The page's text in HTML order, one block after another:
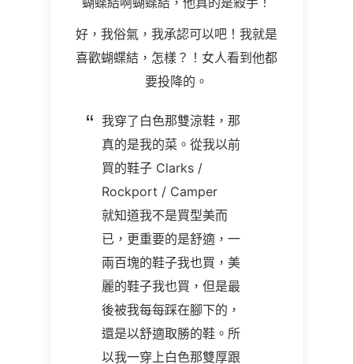
好，我俗氣，我承認可以吧！我就是
喜歡蝴蝶結，怎樣？！女人看到他都
要投降的。
我穿了白色那雙涼鞋，那
真的是我的菜。從我以前
買的鞋子 Clarks /
Rockport / Camper
就知道我不是買型美而
已，更重要的是舒適，一
兩百塊的鞋子我也買，美
麗的鞋子我也買，但是最
後被我每每踩在腳下的，
還是以舒適取勝的鞋。所
以我一穿上白色那雙厚跟